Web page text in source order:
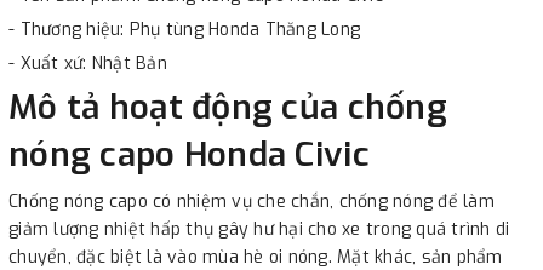
- Thương hiệu: Phụ tùng Honda Thăng Long
- Xuất xứ: Nhật Bản
Mô tả hoạt động của chống
nóng capo Honda Civic
Chống nóng capo có nhiệm vụ che chắn, chống nóng để làm
giảm lượng nhiệt hấp thụ gây hư hại cho xe trong quá trình di
chuyển, đặc biệt là vào mùa hè oi nóng. Mặt khác, sản phẩm